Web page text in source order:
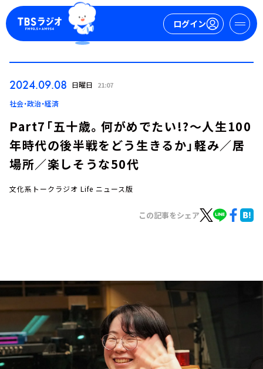
ログイン
イベント・グッズ
YouTube
会社情報
2024.09.08 日曜日 21:07
社会・政治・経済
Part7「五十歳。何がめでたい!?～人生100
年時代の後半戦をどう生きるか」軽み／居
場所／楽しそうな50代
文化系トークラジオ Life ニュース版
この記事をシェア